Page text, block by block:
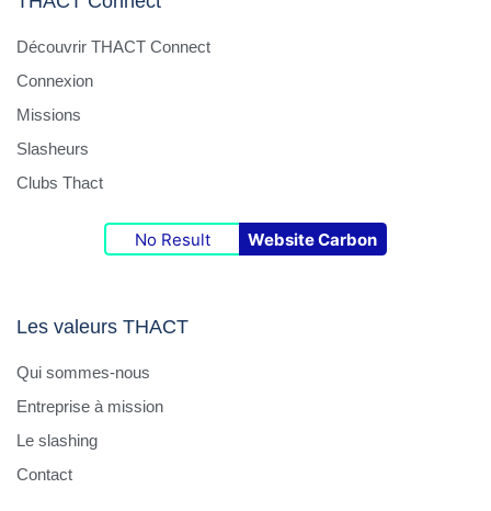
Découvrir THACT Connect
Connexion
Missions
Slasheurs
Clubs Thact
No Result Website Carbon
Les valeurs THACT
Qui sommes-nous
Entreprise à mission
Le slashing
Contact